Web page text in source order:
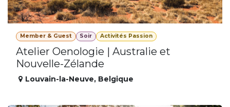
Member & Guest Soir Activités Passion
Atelier Oenologie | Australie et
Nouvelle-Zélande
Louvain-la-Neuve, Belgique